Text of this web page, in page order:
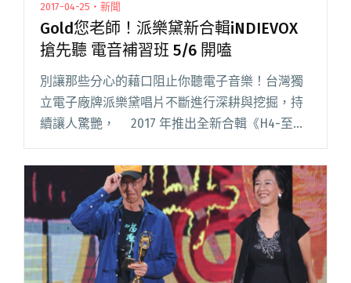
2017-04-25・新聞
Gold您老師！派樂黛新合輯iNDIEVOX
搶先聽 電音補習班 5/6 開嗑
別讓那些分心的藉口阻止你聽電子音樂！台灣獨
立電子廠牌派樂黛唱片不斷進行深耕與挖掘，持
續讓人驚艷， 2017 年推出全新合輯《H4-至聖
先師 Golden Teacher》已於 iNDIEVOX 獨家上
架，不但整張專輯任你聽，即日起至 5/閱讀全文
"Gold您老師！派樂黛新合輯iNDIEVOX搶先聽 電
音補習班 5/6 開嗑"